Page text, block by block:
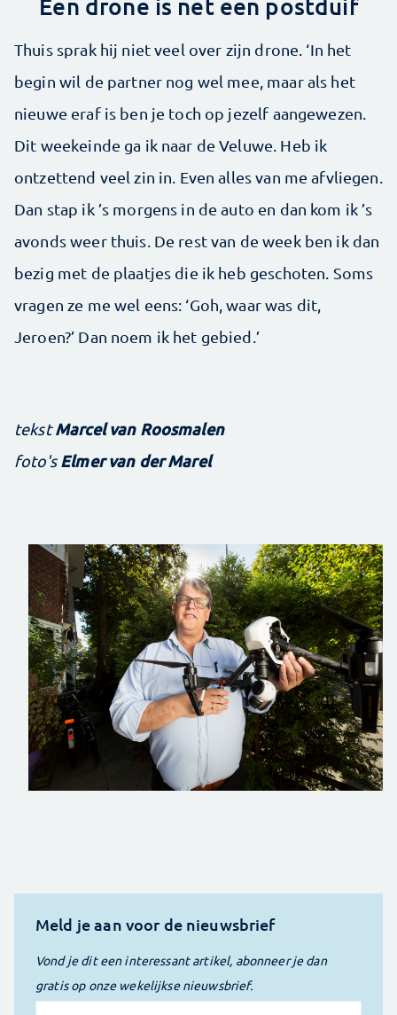
Een drone is net een postduif
Thuis sprak hij niet veel over zijn drone. ‘In het
begin wil de partner nog wel mee, maar als het
nieuwe eraf is ben je toch op jezelf aangewezen.
Dit weekeinde ga ik naar de Veluwe. Heb ik
ontzettend veel zin in. Even alles van me afvliegen.
Dan stap ik ’s morgens in de auto en dan kom ik ’s
avonds weer thuis. De rest van de week ben ik dan
bezig met de plaatjes die ik heb geschoten. Soms
vragen ze me wel eens: ‘Goh, waar was dit,
Jeroen?’ Dan noem ik het gebied.’
tekstMarcel van Roosmalen
foto'sElmer van der Marel
Meld je aan voor de nieuwsbrief
Vond je dit een interessant artikel, abonneer je dan
gratis op onze wekelijkse nieuwsbrief.